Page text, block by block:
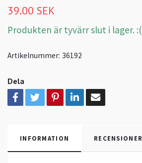
39.00 SEK
Produkten är tyvärr slut i lager. :(
Artikelnummer: 36192
Dela
INFORMATION RECENSIONER